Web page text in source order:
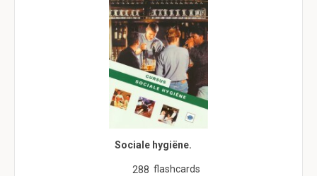
Sociale hygiëne.
288 flashcards